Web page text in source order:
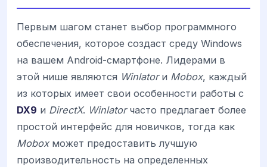
Первым шагом станет выбор программного
обеспечения, которое создаст среду Windows
на вашем Android-смартфоне. Лидерами в
этой нише являются Winlatorи Mobox, каждый
из которых имеет свои особенности работы с
DX9 и DirectX. Winlatorчасто предлагает более
простой интерфейс для новичков, тогда как
Moboxможет предоставить лучшую
производительность на определенных